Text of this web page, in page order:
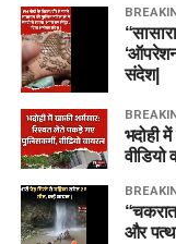
संदेश|
भदोही
वीडियो
और